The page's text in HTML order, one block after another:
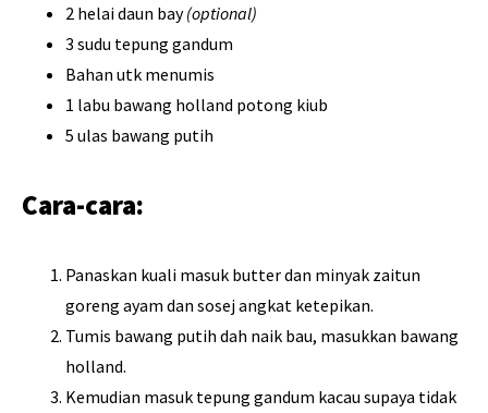
2 helai daun bay(optional)
3 sudu tepung gandum
Bahan utk menumis
1 labu bawang holland potong kiub
5 ulas bawang putih
Cara-cara:
Panaskan kuali masuk butter dan minyak zaitun
goreng ayam dan sosej angkat ketepikan.
Tumis bawang putih dah naik bau, masukkan bawang
holland.
Kemudian masuk tepung gandum kacau supaya tidak